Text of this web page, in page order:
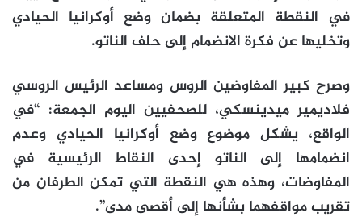
في النقطة المتعلقة بضمان وضع أوكرانيا الحيادي
وتخليها عن فكرة الانضمام إلى حلف الناتو.
وصرح كبير المفاوضين الروس ومساعد الرئيس الروسي
فلاديمير ميدينسكي، للصحفيين اليوم الجمعة: “في
الواقع، يشكل موضوع وضع أوكرانيا الحيادي وعدم
انضمامها إلى الناتو إحدى النقاط الرئيسية في
المفاوضات، وهذه هي النقطة التي تمكن الطرفان من
تقريب مواقفهما بشأنها إلى أقصى مدى”.